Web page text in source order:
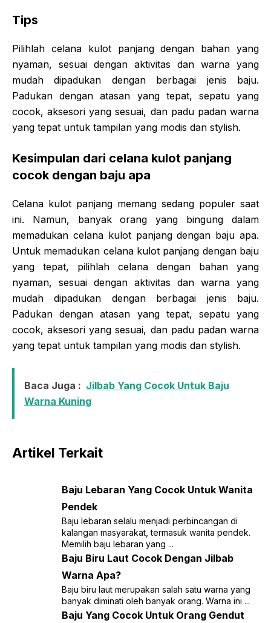
Tips
Pilihlah celana kulot panjang dengan bahan yang
nyaman, sesuai dengan aktivitas dan warna yang
mudah dipadukan dengan berbagai jenis baju.
Padukan dengan atasan yang tepat, sepatu yang
cocok, aksesori yang sesuai, dan padu padan warna
yang tepat untuk tampilan yang modis dan stylish.
Kesimpulan dari celana kulot panjang
cocok dengan baju apa
Celana kulot panjang memang sedang populer saat
ini. Namun, banyak orang yang bingung dalam
memadukan celana kulot panjang dengan baju apa.
Untuk memadukan celana kulot panjang dengan baju
yang tepat, pilihlah celana dengan bahan yang
nyaman, sesuai dengan aktivitas dan warna yang
mudah dipadukan dengan berbagai jenis baju.
Padukan dengan atasan yang tepat, sepatu yang
cocok, aksesori yang sesuai, dan padu padan warna
yang tepat untuk tampilan yang modis dan stylish.
Baca Juga : Jilbab Yang Cocok Untuk Baju
Warna Kuning
Artikel Terkait
Baju Lebaran Yang Cocok Untuk Wanita
Pendek
Baju lebaran selalu menjadi perbincangan di
kalangan masyarakat, termasuk wanita pendek.
Memilih baju lebaran yang ...
Baju Biru Laut Cocok Dengan Jilbab
Warna Apa?
Baju biru laut merupakan salah satu warna yang
banyak diminati oleh banyak orang. Warna ini ...
Baju Yang Cocok Untuk Orang Gendut